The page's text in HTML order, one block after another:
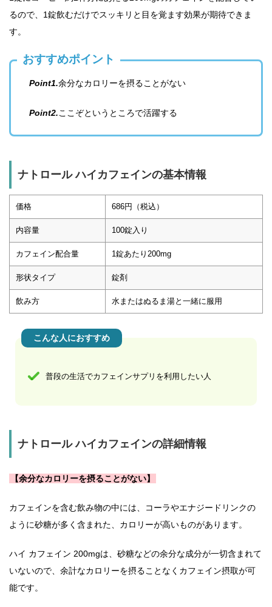
るので、1錠飲むだけでスッキリと目を覚ます効果が期待できま
す。
おすすめポイント
Point1.余分なカロリーを摂ることがない
Point2.ここぞというところで活躍する
ナトロール ハイカフェインの基本情報
価格 686円（税込）
内容量 100錠入り
カフェイン配合量 1錠あたり200mg
形状タイプ 錠剤
飲み方 水またはぬるま湯と一緒に服用
こんな人におすすめ
普段の生活でカフェインサプリを利用したい人
ナトロール ハイカフェインの詳細情報
【余分なカロリーを摂ることがない】
カフェインを含む飲み物の中には、コーラやエナジードリンクの
ように砂糖が多く含まれた、カロリーが高いものがあります。
ハイ カフェイン 200mgは、砂糖などの余分な成分が一切含まれて
いないので、余計なカロリーを摂ることなくカフェイン摂取が可
能です。